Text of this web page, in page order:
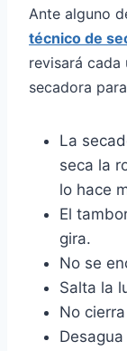
Ante alguno
técnico de
revisará cada
secadora
La
seca la
lo hace
El
gira.
No se
Salta la
No